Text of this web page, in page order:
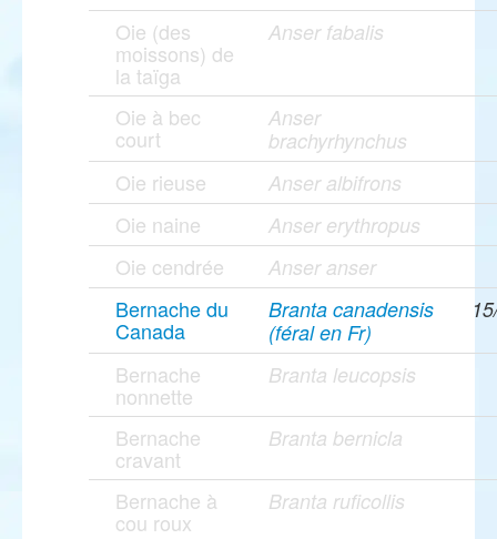
Oie (des
moissons) de
la taïga
Anser fabalis
Oie à bec
court
Anser
brachyrhynchus
Oie rieuse Anser albifrons
Oie naine Anser erythropus
Oie cendrée Anser anser
Bernache du
Canada
Branta canadensis
(féral en Fr)
Bernache
nonnette
Branta leucopsis
Bernache
cravant
Branta bernicla
Bernache à
cou roux
Branta ruficollis